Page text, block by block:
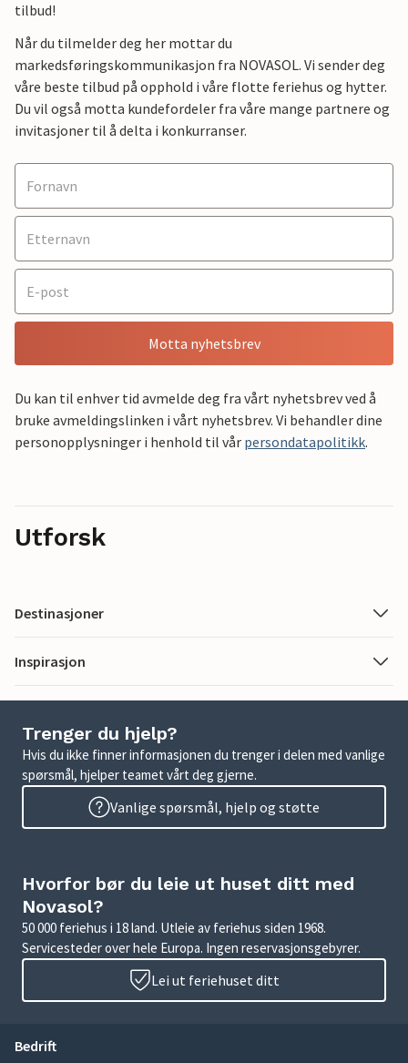
tilbud!
Når du tilmelder deg her mottar du
markedsføringskommunikasjon fra NOVASOL. Vi sender deg
våre beste tilbud på opphold i våre flotte feriehus og hytter.
Du vil også motta kundefordeler fra våre mange partnere og
invitasjoner til å delta i konkurranser.
Motta nyhetsbrev
Du kan til enhver tid avmelde deg fra vårt nyhetsbrev ved å
bruke avmeldingslinken i vårt nyhetsbrev. Vi behandler dine
personopplysninger i henhold til vår persondatapolitikk.
Utforsk
Destinasjoner
Inspirasjon
Trenger du hjelp?
Hvis du ikke finner informasjonen du trenger i delen med vanlige
spørsmål, hjelper teamet vårt deg gjerne.
Vanlige spørsmål, hjelp og støtte
Hvorfor bør du leie ut huset ditt med
Novasol?
50 000 feriehus i 18 land. Utleie av feriehus siden 1968.
Servicesteder over hele Europa. Ingen reservasjonsgebyrer.
Lei ut feriehuset ditt
Bedrift